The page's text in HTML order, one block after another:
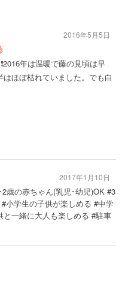
年は温暖で藤の見頃は早
ほぼ枯れていました。でも白
2016年5月5日
歳の赤ちゃん(乳児･幼児)OK #3
小学生の子供が楽しめる #中学
一緒に大人も楽しめる #駐車
2017年1月10日